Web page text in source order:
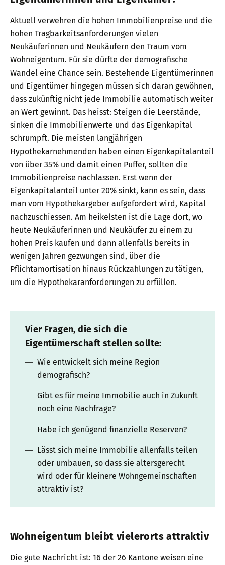
Aktuell verwehren die hohen Immobilienpreise und die
hohen Tragbarkeitsanforderungen vielen
Neukäuferinnen und Neukäufern den Traum vom
Wohneigentum. Für sie dürfte der demografische
Wandel eine Chance sein. Bestehende Eigentümerinnen
und Eigentümer hingegen müssen sich daran gewöhnen,
dass zukünftig nicht jede Immobilie automatisch weiter
an Wert gewinnt. Das heisst: Steigen die Leerstände,
sinken die Immobilienwerte und das Eigenkapital
schrumpft. Die meisten langjährigen
Hypothekarnehmenden haben einen Eigenkapitalanteil
von über 35% und damit einen Puffer, sollten die
Immobilienpreise nachlassen. Erst wenn der
Eigenkapitalanteil unter 20% sinkt, kann es sein, dass
man vom Hypothekargeber aufgefordert wird, Kapital
nachzuschiessen. Am heikelsten ist die Lage dort, wo
heute Neukäuferinnen und Neukäufer zu einem zu
hohen Preis kaufen und dann allenfalls bereits in
wenigen Jahren gezwungen sind, über die
Pflichtamortisation hinaus Rückzahlungen zu tätigen,
um die Hypothekaranforderungen zu erfüllen.
Vier Fragen, die sich die
Eigentümerschaft stellen sollte:
Wie entwickelt sich meine Region
demografisch?
Gibt es für meine Immobilie auch in Zukunft
noch eine Nachfrage?
Habe ich genügend finanzielle Reserven?
Lässt sich meine Immobilie allenfalls teilen
oder umbauen, so dass sie altersgerecht
wird oder für kleinere Wohngemeinschaften
attraktiv ist?
Wohneigentum bleibt vielerorts attraktiv
Die gute Nachricht ist: 16 der 26 Kantone weisen eine